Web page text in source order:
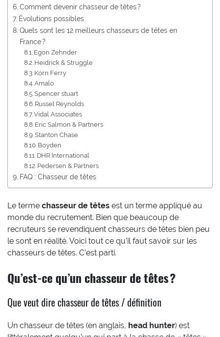
Comment devenir chasseur de têtes ?
Évolutions possibles
Quels sont les 12 meilleurs chasseurs de têtes en
France ?
Egon Zehnder
Heidrick & Struggle
Korn Ferry
Amalo
Spencer stuart
Russel Reynolds
Vidal Associates
Eric Salmon & Partners
Stanton Chase
Boyden
DHR International
Pedersen & Partners
FAQ : Chasseur de têtes
Le terme chasseur de têtes est un terme appliqué au
monde du recrutement. Bien que beaucoup de
recruteurs se revendiquent chasseurs de têtes bien peu
le sont en réalité. Voici tout ce qu’il faut savoir sur les
chasseurs de têtes. C’est parti.
Qu’est-ce qu’un chasseur de têtes ?
Que veut dire chasseur de têtes / définition
Un chasseur de têtes (en anglais, head hunter) est